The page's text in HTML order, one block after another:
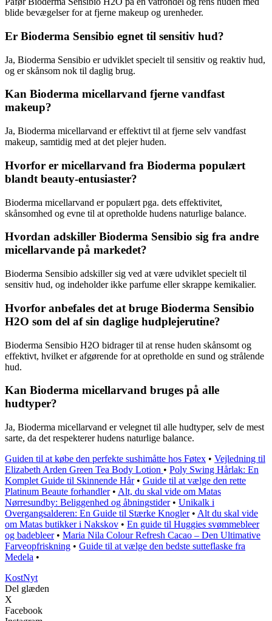
blide bevægelser for at fjerne makeup og urenheder.
Er Bioderma Sensibio egnet til sensitiv hud?
Ja, Bioderma Sensibio er udviklet specielt til sensitiv og reaktiv hud,
og er skånsom nok til daglig brug.
Kan Bioderma micellarvand fjerne vandfast
makeup?
Ja, Bioderma micellarvand er effektivt til at fjerne selv vandfast
makeup, samtidig med at det plejer huden.
Hvorfor er micellarvand fra Bioderma populært
blandt beauty-entusiaster?
Bioderma micellarvand er populært pga. dets effektivitet,
skånsomhed og evne til at opretholde hudens naturlige balance.
Hvordan adskiller Bioderma Sensibio sig fra andre
micellarvande på markedet?
Bioderma Sensibio adskiller sig ved at være udviklet specielt til
sensitiv hud, og indeholder ikke parfume eller skrappe kemikalier.
Hvorfor anbefales det at bruge Bioderma Sensibio
H2O som del af sin daglige hudplejerutine?
Bioderma Sensibio H2O bidrager til at rense huden skånsomt og
effektivt, hvilket er afgørende for at opretholde en sund og strålende
hud.
Kan Bioderma micellarvand bruges på alle
hudtyper?
Ja, Bioderma micellarvand er velegnet til alle hudtyper, selv de mest
sarte, da det respekterer hudens naturlige balance.
Guiden til at købe den perfekte sushimåtte hos Føtex • Vejledning til
Elizabeth Arden Green Tea Body Lotion • Poly Swing Hårlak: En
Komplet Guide til Skinnende Hår• Guide til at vælge den rette
Platinum Beaute forhandler• Alt, du skal vide om Matas
Nørresundby: Beliggenhed og åbningstider• Unikalk i
Overgangsalderen: En Guide til Stærke Knogler• Alt du skal vide
om Matas butikker i Nakskov • En guide til Huggies svømmebleer
og badebleer• Maria Nila Colour Refresh Cacao – Den Ultimative
Farveopfriskning • Guide til at vælge den bedste sutteflaske fra
Medela •
KostNyt
Del glæden
X
Facebook